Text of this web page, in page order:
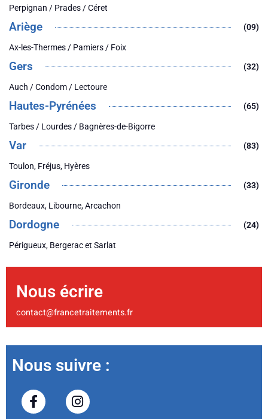
Perpignan / Prades / Céret
Ariège (09)
Ax-les-Thermes / Pamiers / Foix
Gers (32)
Auch / Condom / Lectoure
Hautes-Pyrénées (65)
Tarbes / Lourdes / Bagnères-de-Bigorre
Var (83)
Toulon, Fréjus, Hyères
Gironde (33)
Bordeaux, Libourne, Arcachon
Dordogne (24)
Périgueux, Bergerac et Sarlat
Nous écrire
contact@francetraitements.fr
Nous suivre :